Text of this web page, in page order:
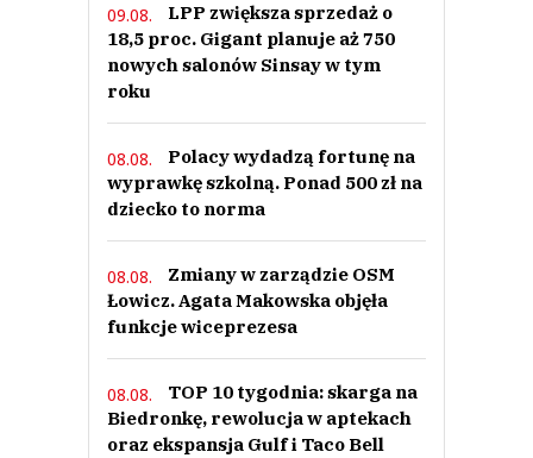
09.08.
LPP zwiększa sprzedaż o
18,5 proc. Gigant planuje aż 750
nowych salonów Sinsay w tym
roku
08.08.
Polacy wydadzą fortunę na
wyprawkę szkolną. Ponad 500 zł na
dziecko to norma
08.08.
Zmiany w zarządzie OSM
Łowicz. Agata Makowska objęła
funkcje wiceprezesa
08.08.
TOP 10 tygodnia: skarga na
Biedronkę, rewolucja w aptekach
oraz ekspansja Gulf i Taco Bell